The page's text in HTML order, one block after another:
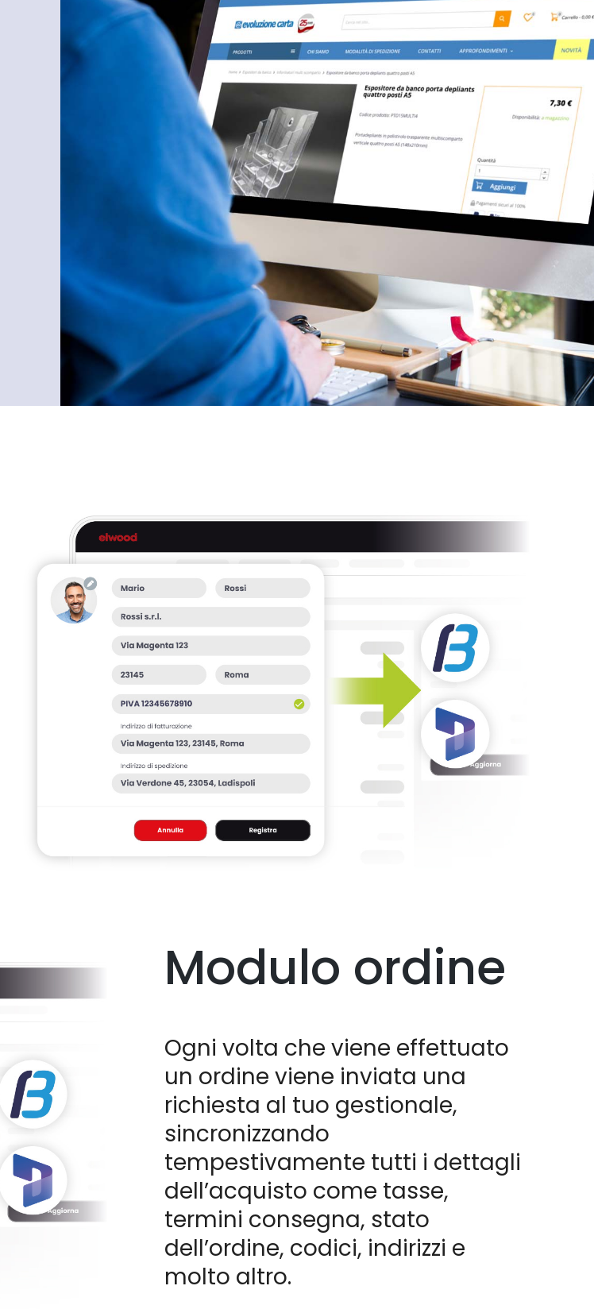
Modulo ordine
Ogni volta che viene effettuato
un ordine viene inviata una
richiesta al tuo gestionale,
sincronizzando
tempestivamente tutti i dettagli
dell’acquisto come tasse,
termini consegna, stato
dell’ordine, codici, indirizzi e
molto altro.